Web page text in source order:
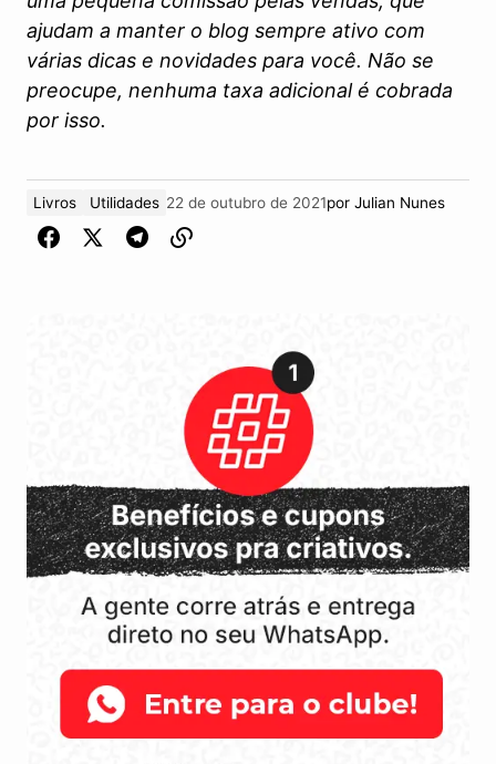
ajudam a manter o blog sempre ativo com
várias dicas e novidades para você. Não se
preocupe, nenhuma taxa adicional é cobrada
por isso.
Livros Utilidades 22 de outubro de 2021por Julian Nunes